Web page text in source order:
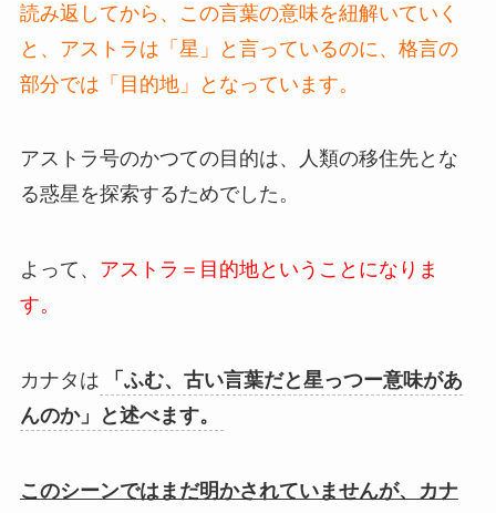
読み返してから、この言葉の意味を紐解いていく
と、アストラは「星」と言っているのに、格言の
部分では「目的地」となっています。
アストラ号のかつての目的は、人類の移住先とな
る惑星を探索するためでした。
よって、 アストラ＝目的地ということになりま
す。
カナタは
「ふむ、古い言葉だと星っつー意味があ
んのか」と述べます。
このシーンではまだ明かされていませんが、カナ